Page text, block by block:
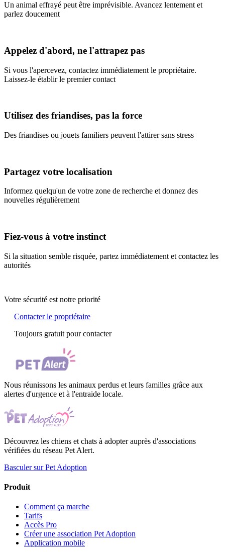
Un animal effrayé peut être imprévisible. Avancez lentement et
parlez doucement
Appelez d'abord, ne l'attrapez pas
Si vous l'apercevez, contactez immédiatement le propriétaire.
Laissez-le établir le premier contact
Utilisez des friandises, pas la force
Des friandises ou jouets familiers peuvent l'attirer sans stress
Partagez votre localisation
Informez quelqu'un de votre zone de recherche et donnez des
nouvelles régulièrement
Fiez-vous à votre instinct
Si la situation semble risquée, partez immédiatement et contactez les
autorités
Votre sécurité est notre priorité
Contacter le propriétaire
Toujours gratuit pour contacter
Nous réunissons les animaux perdus et leurs familles grâce aux
alertes d'urgence et à l'entraide locale.
Découvrez les chiens et chats à adopter auprès d'associations
vérifiées du réseau Pet Alert.
Basculer sur Pet Adoption
Produit
Comment ça marche
Tarifs
Accès Pro
Créer une association Pet Adoption
Application mobile